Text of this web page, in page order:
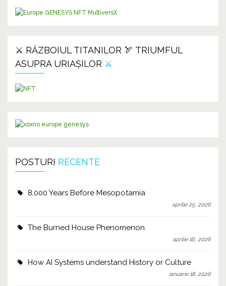
⚔️ RĂZBOIUL TITANILOR 🏹 TRIUMFUL
ASUPRA URIAȘILOR ⚔️
POSTURI RECENTE
8,000 Years Before Mesopotamia
aprilie 25, 2026
The Burned House Phenomenon
aprilie 16, 2026
How AI Systems understand History or Culture
ianuarie 18, 2026